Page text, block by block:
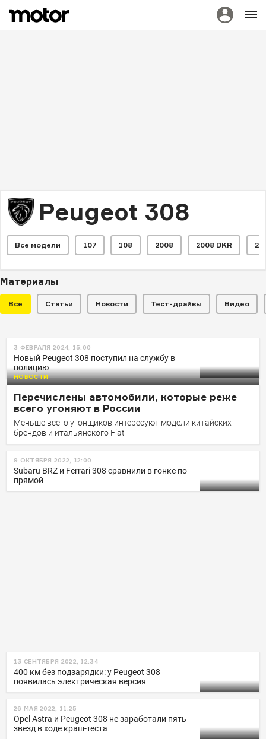
Peugeot 308
Все модели 107 108 2008 2008 DKR
Материалы
Все Статьи Новости Тест-драйвы Видео
Теперь без «клыков льва»:
Peugeot обновила хэтчбек и
универсал 308
В Европе продажи стартуют грядущей осенью
3 ФЕВРАЛЯ 2024, 15:00
Новый Peugeot 308 поступил на службу в
полицию
НОВОСТИ
Перечислены автомобили, которые реже
всего угоняют в России
Меньше всего угонщиков интересуют модели китайских
брендов и итальянского Fiat
9 ОКТЯБРЯ 2022, 12:00
Subaru BRZ и Ferrari 308 сравнили в гонке по
прямой
13 СЕНТЯБРЯ 2022, 12:34
400 км без подзарядки: у Peugeot 308
появилась электрическая версия
26 МАЯ 2022, 11:25
Opel Astra и Peugeot 308 не заработали пять
звезд в ходе краш-теста